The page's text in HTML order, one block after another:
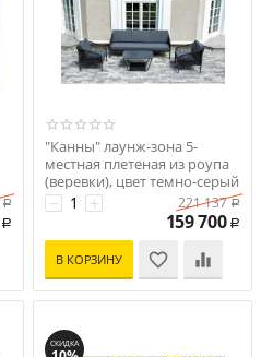
Р
Р
"Канны" лаунж-зона 5-
местная плетеная из роупа
(веревки), цвет темно-серый
Код: УТ-00002386
+
− 221 137 Р
159 700 Р
В КОРЗИНУ
СКИДКА